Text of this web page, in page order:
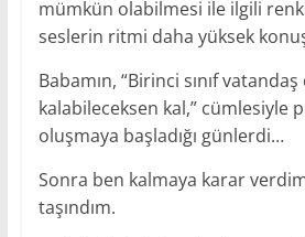
mümkün olabilmesi ile ilgili
seslerin ritmi daha yüksek
Babamın, “Birinci sınıf
kalabileceksen kal,” cümlesiyle
oluşmaya başladığı günlerdi…
Sonra ben kalmaya karar
taşındım.